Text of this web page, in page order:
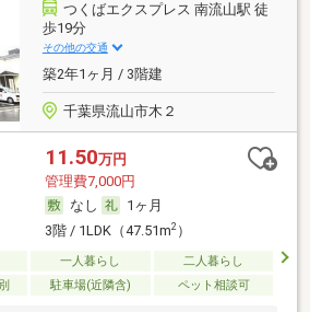
つくばエクスプレス 南流山駅 徒
歩19分
その他の交通
築2年1ヶ月 / 3階建
千葉県流山市木２
11.50万円
管理費7,000円
なし
1ヶ月
3階 / 1LDK（47.51m2）
一人暮らし
二人暮らし
駐車場(近隣含) ペット相談可